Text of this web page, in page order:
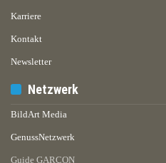
Karriere
Kontakt
Newsletter
Netzwerk
BildArt Media
GenussNetzwerk
Guide GARÇON